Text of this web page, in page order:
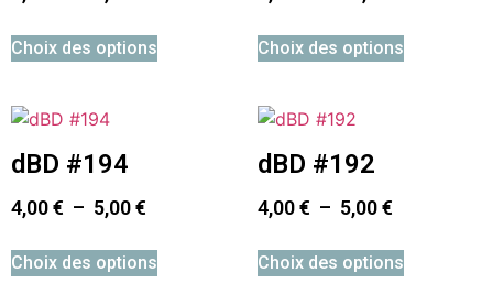
Choix des options Choix des options
dBD #194
4,00€ – 5,00€
Choix des options
dBD #192
4,00€ – 5,00€
Choix des options